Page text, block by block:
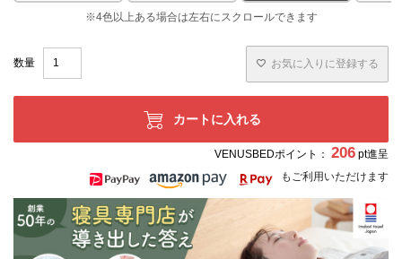
お気に入りに登録する
カートに入れる
VENUSBEDポイント： 206 pt進呈
もご利用いただけます